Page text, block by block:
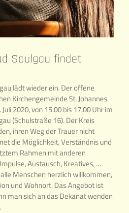
Saulgau findet
lädt wieder ein. Der offene
Kirchengemeinde St. Johannes
2020, von 15.00 bis 17.00 Uhr im
(Schulstraße 16). Der Kreis
ihren Weg der Trauer nicht
die Möglichkeit, Verständnis und
Rahmen mit anderen
Austausch, Kreatives, …
Menschen herzlich willkommen,
und Wohnort. Das Angebot ist
man sich an das Dekanat wenden